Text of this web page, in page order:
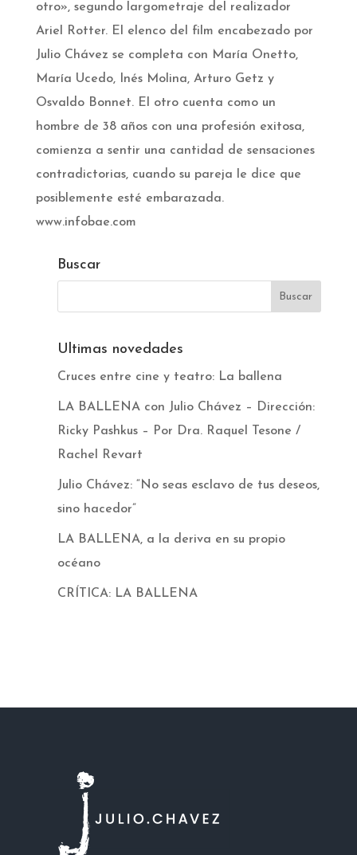
otro», segundo largometraje del realizador
Ariel Rotter. El elenco del film encabezado por
Julio Chávez se completa con María Onetto,
María Ucedo, Inés Molina, Arturo Getz y
Osvaldo Bonnet. El otro cuenta como un
hombre de 38 años con una profesión exitosa,
comienza a sentir una cantidad de sensaciones
contradictorias, cuando su pareja le dice que
posiblemente esté embarazada.
www.infobae.com
Buscar
Ultimas novedades
Cruces entre cine y teatro: La ballena
LA BALLENA con Julio Chávez – Dirección:
Ricky Pashkus – Por Dra. Raquel Tesone /
Rachel Revart
Julio Chávez: “No seas esclavo de tus deseos,
sino hacedor”
LA BALLENA, a la deriva en su propio
océano
CRÍTICA: LA BALLENA